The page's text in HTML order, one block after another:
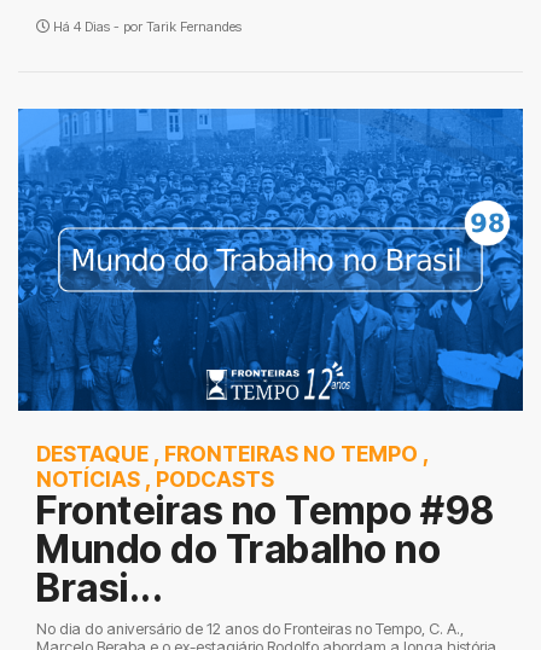
Há 4 Dias - por Tarik Fernandes
DESTAQUE , FRONTEIRAS NO TEMPO ,
NOTÍCIAS , PODCASTS
Fronteiras no Tempo #98
Mundo do Trabalho no
Brasi...
No dia do aniversário de 12 anos do Fronteiras no Tempo, C. A.,